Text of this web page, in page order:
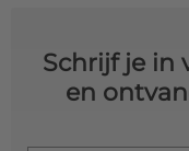
Schrijf je in
en